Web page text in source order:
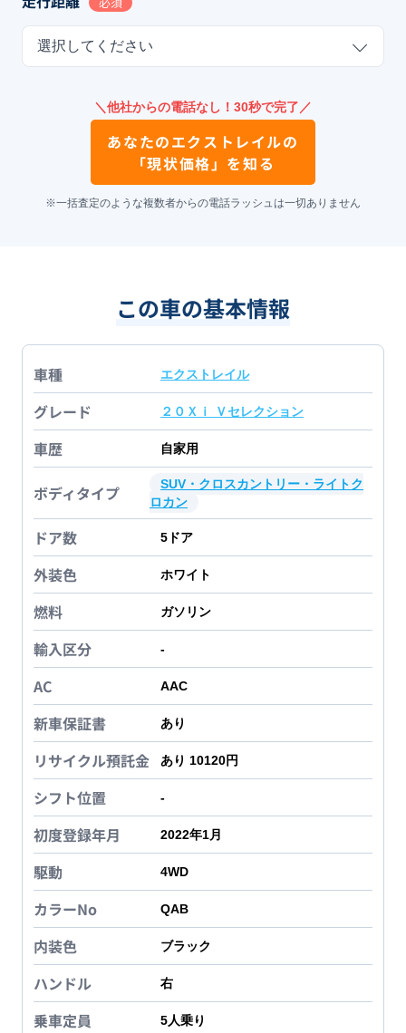
選択してください
＼他社からの電話なし！30秒で完了／
あなたのエクストレイルの
「現状価格」を知る
※一括査定のような複数者からの電話ラッシュは一切ありません
この車の基本情報
車種 エクストレイル
グレード ２０Ｘｉ Ｖセレクション
車歴 自家用
ボディタイプ
SUV・クロスカントリー・ライトク
ロカン
ドア数 5 ドア
外装色 ホワイト
燃料 ガソリン
輸入区分 -
AC AAC
新車保証書 あり
リサイクル預託金 あり 10120円
シフト位置 -
初度登録年月 2022年1月
駆動 4WD
カラーNo QAB
内装色 ブラック
ハンドル 右
乗車定員 5人乗り